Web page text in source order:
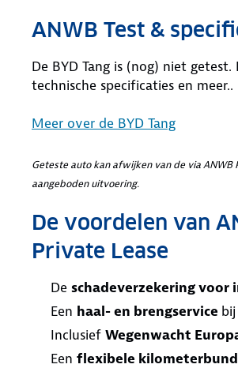
ANWB Test &
De BYD Tang is (nog) niet getest.
technische specificaties en meer..
Meer over de BYD Tang
Geteste auto kan afwijken van de via ANWB
aangeboden uitvoering.
De voordelen van
Private Lease
De schadeverzekering voor
Een haal- en brengservice
Inclusief Wegenwacht
Een flexibele